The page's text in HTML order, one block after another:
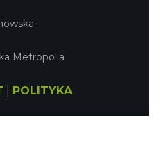
Metropolia
POLITYKA